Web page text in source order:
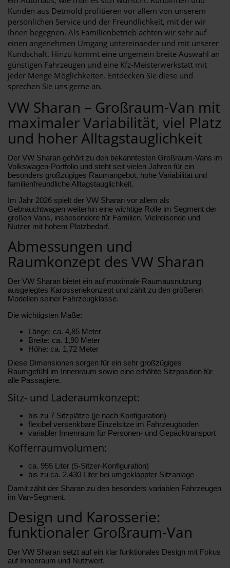
Kunden aus Detmold profitieren vor allem von unserem
persönlichen Service und der Freundlichkeit, mit der wir
Ihnen begegnen. Als Familienbetrieb achten wir sehr auf
einen angenehmen Umgang untereinander und mit unserer
Kundschaft. Hinzu kommt eine ungemein breite Auswahl an
günstigen Fahrzeugen und eine Kfz-Meisterwerkstatt mit
jeder Menge Möglichkeiten. Entdecken Sie diese und
sprechen Sie uns gerne an.
VW Sharan – Großraum-Van mit
maximaler Variabilität, viel Platz
und hoher Alltagstauglichkeit
Der VW Sharan gehört zu den bekanntesten Großraum-Vans im
Volkswagen-Portfolio und steht seit vielen Jahren für ein
besonders großzügiges Raumangebot, hohe Variabilität und
familienfreundliche Alltagstauglichkeit.
Im Jahr 2026 spielt der VW Sharan vor allem als
Gebrauchtwagen weiterhin eine wichtige Rolle im Segment der
großen Vans, insbesondere für Familien, Vielreisende und
Nutzer mit hohem Platzbedarf.
Abmessungen und
Raumkonzept des VW Sharan
Der VW Sharan bietet ein auf maximale Raumausnutzung
ausgelegtes Karosseriekonzept und zählt zu den größeren
Modellen seiner Fahrzeugklasse.
Die wichtigsten Maße:
Länge: ca. 4,85 Meter
Breite: ca. 1,90 Meter
Höhe: ca. 1,72 Meter
Diese Dimensionen sorgen für ein sehr großzügiges
Raumgefühl im Innenraum sowie eine erhöhte Sitzposition für
alle Passagiere.
Sitz- und Laderaumkonzept:
bis zu 7 Sitzplätze (je nach Konfiguration)
flexibel versenkbare Einzelsitze im Fahrzeugboden
variabler Innenraum für Personen- und Gepäcktransport
Kofferraumvolumen:
ca. 955 Liter (5-Sitzer-Konfiguration)
bis zu ca. 2.430 Liter bei umgeklappter Sitzanlage
Damit zählt der Sharan zu den besonders variablen Fahrzeugen
im Van-Segment.
Design und Karosserie:
funktionaler Großraum-Van
Der VW Sharan setzt auf ein klar funktionales Design mit Fokus
auf Innenraum und Nutzwert.